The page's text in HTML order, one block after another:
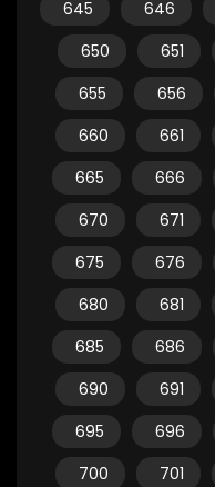
645
646
650
651
655
656
660
661
665
666
670
671
675
676
680
681
685
686
690
691
695
696
700
701